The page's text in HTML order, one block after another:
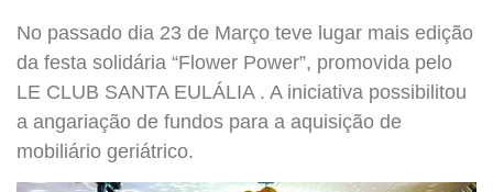
No passado dia 23 de Março teve lugar mais edição
da festa solidária “Flower Power”, promovida pelo
LE CLUB SANTA EULÁLIA . A iniciativa possibilitou
a angariação de fundos para a aquisição de
mobiliário geriátrico.